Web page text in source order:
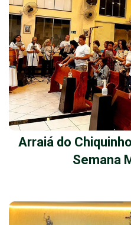
Arraiá do
Semana